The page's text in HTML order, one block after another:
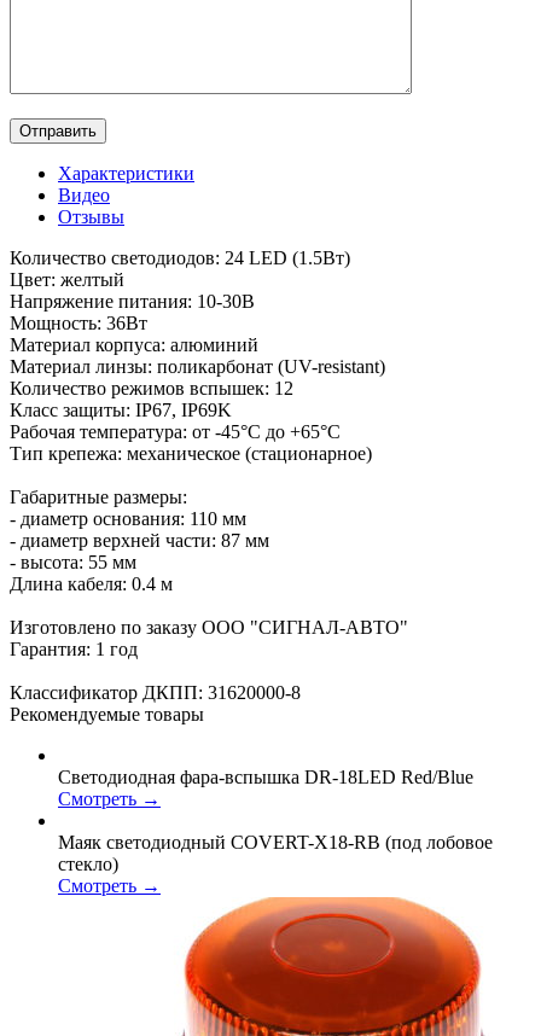
Характеристики
Видео
Отзывы
Количество светодиодов: 24 LED (1.5Вт)
Цвет: желтый
Напряжение питания: 10-30В
Мощность: 36Вт
Материал корпуса: алюминий
Материал линзы: поликарбонат (UV-resistant)
Количество режимов вспышек: 12
Класс защиты: IP67, IP69K
Рабочая температура: от -45°C до +65°C
Тип крепежа: механическое (стационарное)
Габаритные размеры:
- диаметр основания: 110 мм
- диаметр верхней части: 87 мм
- высота: 55 мм
Длина кабеля: 0.4 м
Изготовлено по заказу ООО "СИГНАЛ-АВТО"
Гарантия: 1 год
Классификатор ДКПП: 31620000-8
Рекомендуемые товары
Светодиодная фара-вспышка DR-18LED Red/Blue
Смотреть →
Маяк светодиодный COVERT-X18-RB (под лобовое
стекло)
Смотреть →